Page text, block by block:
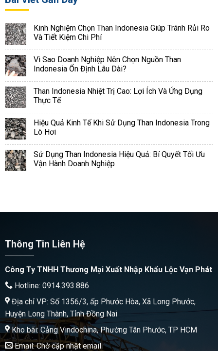
Kinh Nghiệm Chọn Than Indonesia Giúp Tránh Rủi Ro
Và Tiết Kiệm Chi Phí
Vì Sao Doanh Nghiệp Nên Chọn Nguồn Than
Indonesia Ổn Định Lâu Dài?
Than Indonesia Nhiệt Trị Cao: Lợi Ích Và Ứng Dụng
Thực Tế
Hiệu Quả Kinh Tế Khi Sử Dụng Than Indonesia Trong
Lò Hơi
Sử Dụng Than Indonesia Hiệu Quả: Bí Quyết Tối Ưu
Vận Hành Doanh Nghiệp
Thông Tin Liên Hệ
Công Ty TNHH Thương Mại Xuất Nhập Khẩu Lộc Vạn Phát
Hotline: 0914.393.886
Địa chỉ VP: Số 1356/3, ấp Phước Hòa, Xã Long Phước,
Huyện Long Thành, Tỉnh Đồng Nai
Kho bãi: Cảng Vindochina, Phường Tân Phước, TP HCM
Email: Chờ cập nhật email